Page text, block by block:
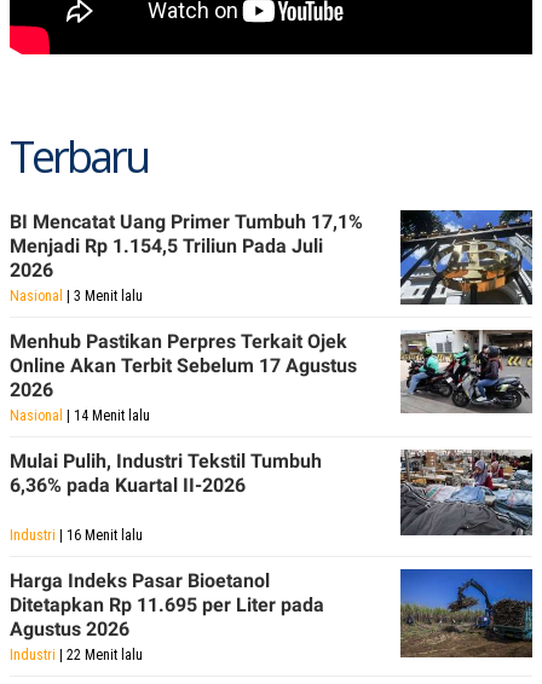
Terbaru
BI Mencatat Uang Primer Tumbuh 17,1%
Menjadi Rp 1.154,5 Triliun Pada Juli
2026
Nasional | 3 Menit lalu
Menhub Pastikan Perpres Terkait Ojek
Online Akan Terbit Sebelum 17 Agustus
2026
Nasional | 14 Menit lalu
Mulai Pulih, Industri Tekstil Tumbuh
6,36% pada Kuartal II-2026
Industri | 16 Menit lalu
Harga Indeks Pasar Bioetanol
Ditetapkan Rp 11.695 per Liter pada
Agustus 2026
Industri | 22 Menit lalu